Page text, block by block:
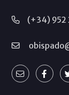
(+34) 952